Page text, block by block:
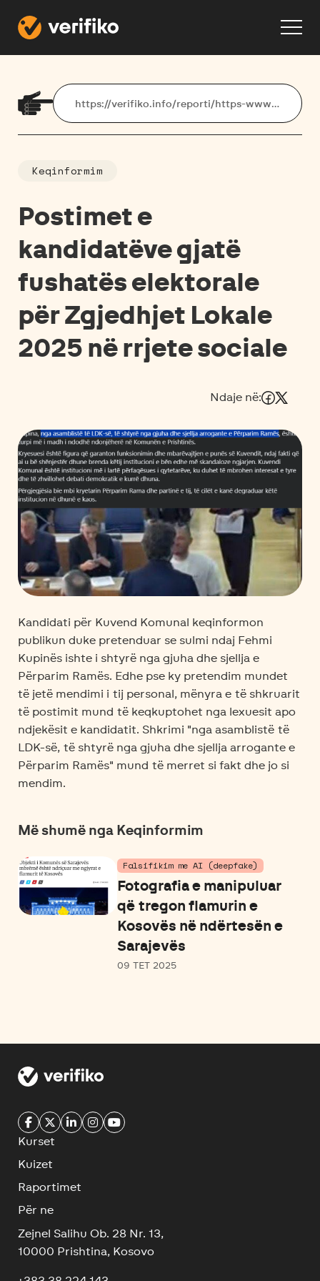
https://verifiko.info/reporti/https-wwwfacebookcom-share-p-19fhxbeygn
Keqinformim
Postimet e
kandidatëve gjatë
fushatës elektorale
për Zgjedhjet Lokale
2025 në rrjete sociale
Ndaje në:
Kandidati për Kuvend Komunal keqinformon
publikun duke pretenduar se sulmi ndaj Fehmi
Kupinës ishte i shtyrë nga gjuha dhe sjellja e
Përparim Ramës. Edhe pse ky pretendim mundet
të jetë mendimi i tij personal, mënyra e të shkruarit
të postimit mund të keqkuptohet nga lexuesit apo
ndjekësit e kandidatit. Shkrimi "nga asamblistë të
LDK-së, të shtyrë nga gjuha dhe sjellja arrogante e
Përparim Ramës" mund të merret si fakt dhe jo si
mendim.
Më shumë nga Keqinformim
Falsifikim me AI (deepfake)
Fotografia e manipuluar
që tregon flamurin e
Kosovës në ndërtesën e
Sarajevës
09 TET 2025
Kurset
Kuizet
Raportimet
Për ne
Zejnel Salihu Ob. 28 Nr. 13,
10000 Prishtina, Kosovo